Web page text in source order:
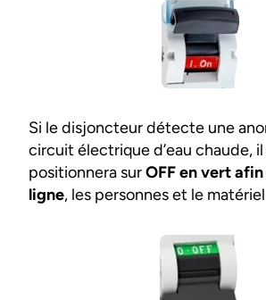
Si le disjoncteur détecte une
circuit électrique d’eau chaude, il
positionnera surOFF en vert
ligne, les personnes et le